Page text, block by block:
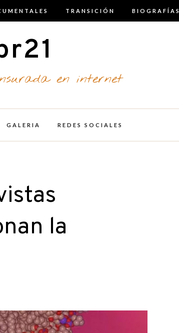
TRANSICIÓN BIOGRAFÍAS
en internet
GALERIA REDES SOCIALES
la